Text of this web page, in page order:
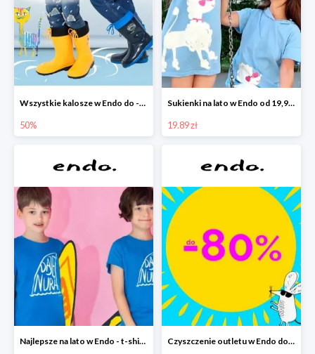
Wszystkie kalosze w Endo do -50%
50%
Sukienki na lato w Endo od 19,90 zł
19.89 zł
Najlepsze na lato w Endo - t-shirty od 9,90 zł i krótkie spodenki od 19,90 zł Czyszczenie outletu w Endo do -80%